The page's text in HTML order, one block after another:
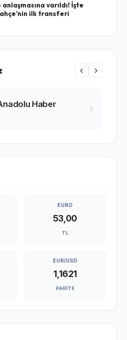
varıldı! İşte
ilk transferi
EURO
53,00
TL
EUR/USD
1,1621
PARITE